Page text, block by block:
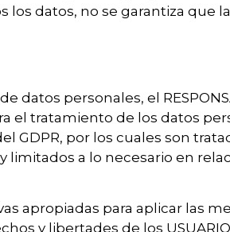
los datos, no se garantiza que
personales, el
el tratamiento de los datos
GDPR, por los cuales son
a lo necesario en
apropiadas para aplicar las
y libertades de los